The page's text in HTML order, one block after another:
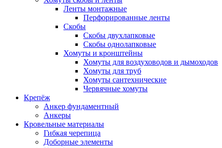
Ленты монтажные
Перфорированные ленты
Скобы
Скобы двухлапковые
Скобы однолапковые
Хомуты и кронштейны
Хомуты для воздуховодов и дымоходов
Хомуты для труб
Хомуты сантехнические
Червячные хомуты
Крепёж
Анкер фундаментный
Анкеры
Кровельные материалы
Гибкая черепица
Доборные элементы